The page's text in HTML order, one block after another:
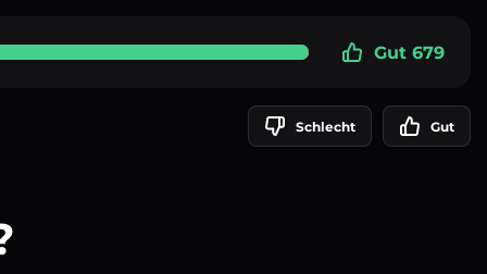
Gut 679
Schlecht Gut